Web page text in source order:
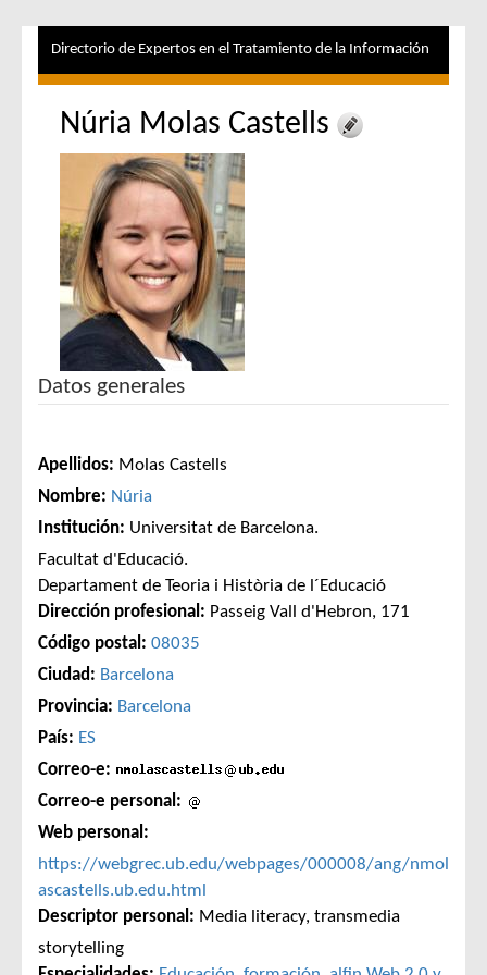
Directorio de Expertos en el Tratamiento de la Información
Núria Molas Castells
Datos generales
Apellidos: Molas Castells
Nombre: Núria
Institución: Universitat de Barcelona.
Facultat d'Educació.
Departament de Teoria i Història de l´Educació
Dirección profesional: Passeig Vall d'Hebron, 171
Código postal: 08035
Ciudad: Barcelona
Provincia: Barcelona
País: ES
Correo-e:
Correo-e personal:
Web personal:
https://webgrec.ub.edu/webpages/000008/ang/nmol
ascastells.ub.edu.html
Descriptor personal: Media literacy, transmedia
storytelling